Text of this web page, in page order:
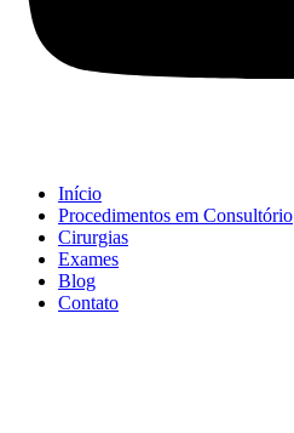
Início
Procedimentos em Consultório
Cirurgias
Exames
Blog
Contato